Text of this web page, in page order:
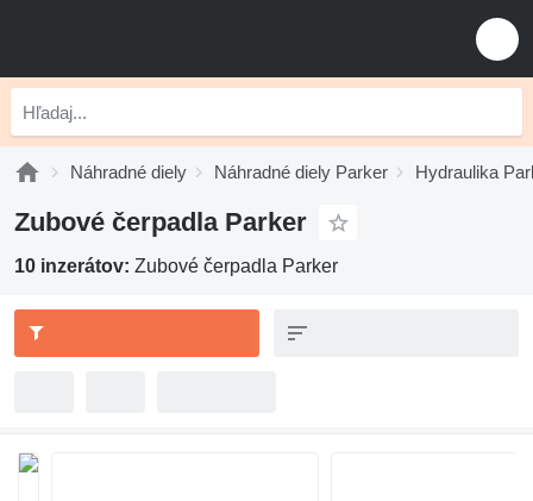
Náhradné diely Náhradné diely Parker Hydraulika
Zubové čerpadla Parker
10 inzerátov: Zubové čerpadla Parker